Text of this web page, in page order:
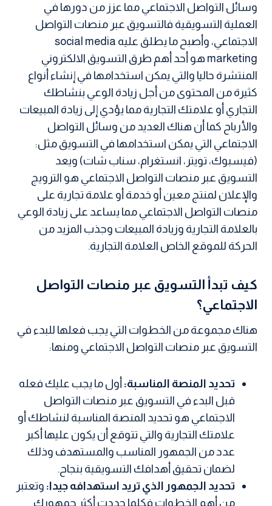
وسائل التواصل الاجتماعي مما عزز من دورها في
العملية التسويقية فالتسويق عبر منصات التواصل
الاجتماعي، وأصبح ما يطلق عليه social media
marketing هو أحد أهم طرق التسويق الالكتروني
المنتشرة حاليا والتي يمكن استخدامها في إنشاء أنواع
كثيرة من المحتوى من أجل زيادة الوعي بنشاطك
التجاري أو علامتك التجارية مما يؤدي إلى زيادة المبيعات
والأرباح كما أن هناك العديد من وسائل التواصل
الاجتماعي التي يمكن استخدامها في التسويق مثل:
(فيسبوك، تويتر، انستغرام، سناب شات) ويعد
التسويق عبر منصات التواصل الاجتماعي هو الترويج
والإعلان لمنتج معين أو خدمة أو علامة تجارية على
منصات التواصل الاجتماعي مما يساعد على زيادة الوعي
بالعلامة التجارية وزيادة المبيعات وجذب المزيد من
الحركة للموقع الخاص العلامة التجارية.
كيف تبدأ التسويق عبر منصات التواصل
الاجتماعي؟
هناك مجموعة من الخطوات التي يجب فعلها للبدء في
التسويق عبر منصات التواصل الاجتماعي ومنها:
تحديد المنصة المناسبة:أول ما يجب عليك فعله
قبل البدء في التسويق عبر منصات التواصل
الاجتماعي هو تحديد المنصة المناسبة لنشاطك أو
علامتك التجارية والتي تتوقع أن يكون عليها أكبر
عدد من الجمهور المناسب والمستهدف وذلك
لضمان تحقيق أهدافك التسويقية بنجاح.
تحديد الجمهور الذي تريد استهدافه جيدا: وتعتبر
من أهم الخطوات فكلما حددت أكثر جمهورك